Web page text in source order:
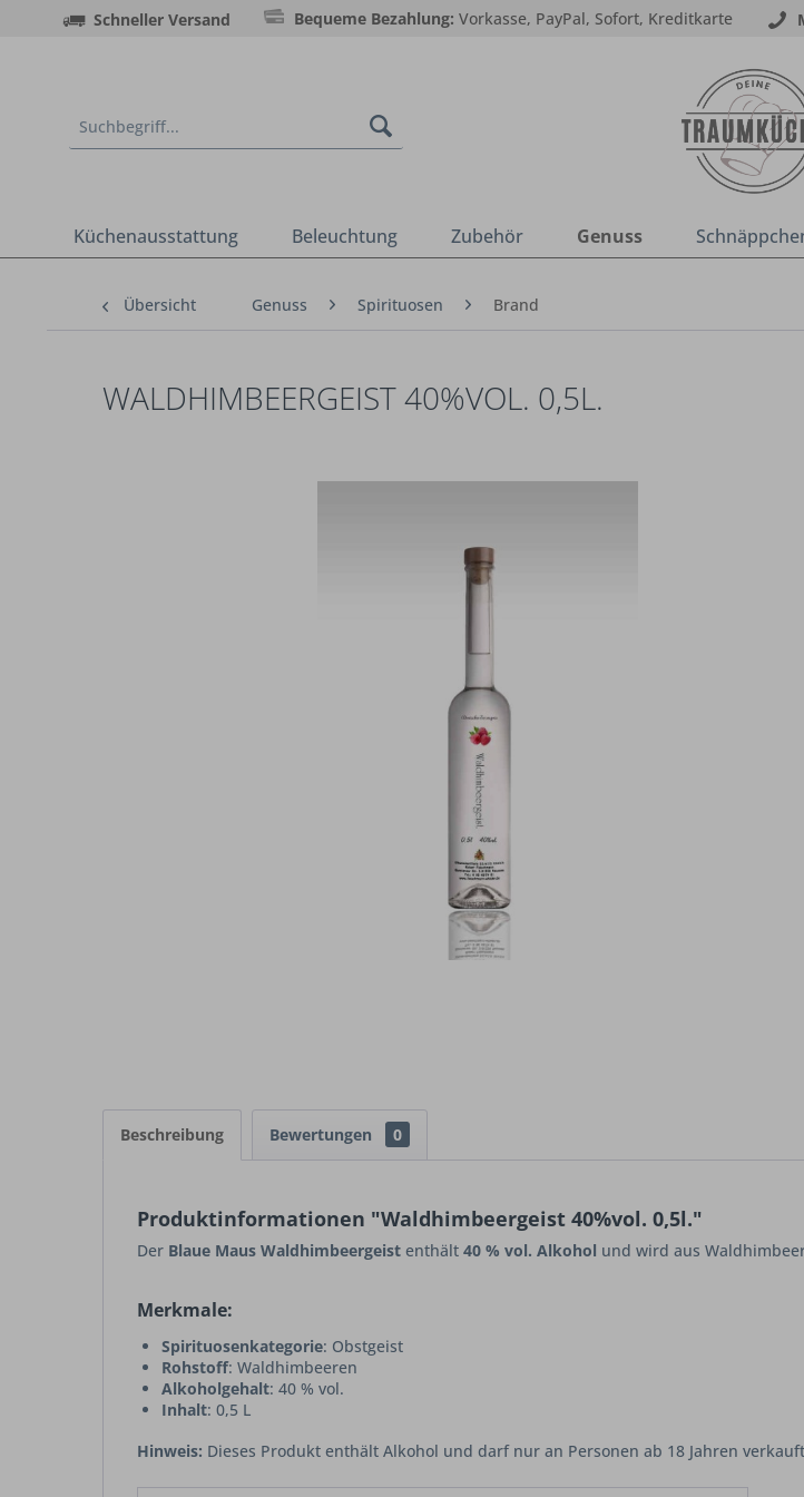
Schneller Versand Bequeme Bezahlung: Vorkasse, PayPal, Sofort, Kreditkarte
Küchenausstattung Beleuchtung Zubehör Genuss
Übersicht Genuss Spirituosen Brand
WALDHIMBEERGEIST 40%VOL. 0,5L.
Beschreibung Bewertungen 0
Produktinformationen "Waldhimbeergeist 40%vol. 0,5l."
Der Blaue Maus Waldhimbeergeist enthält 40 % vol. Alkohol und wird aus
Merkmale:
Spirituosenkategorie: Obstgeist
Rohstoff: Waldhimbeeren
Alkoholgehalt: 40 % vol.
Inhalt: 0,5 L
Hinweis: Dieses Produkt enthält Alkohol und darf nur an Personen ab 18 Jahren